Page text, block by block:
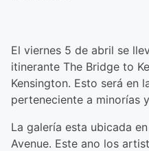
El viernes 5 de abril se
itinerante The Bridge to
Kensington. Esto será en
perteneciente a minorías
La galería esta ubicada
Avenue. Este ano los